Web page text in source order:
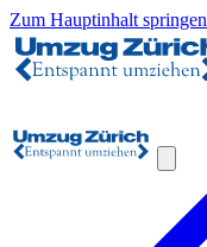
Zum Hauptinhalt springen